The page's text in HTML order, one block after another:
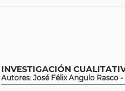
INVESTIGACIÓN
Autores: José Félix Angulo Rasco